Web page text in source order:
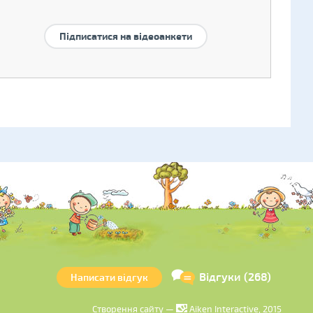
Підписатися на відеоанкети
Написати відгук Відгуки (268)
Створення сайту — Aiken Interactive, 2015